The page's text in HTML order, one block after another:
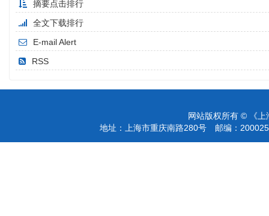
摘要点击排行
全文下载排行
E-mail Alert
RSS
网站版权所有 © 《上
地址：上海市重庆南路280号 邮编：